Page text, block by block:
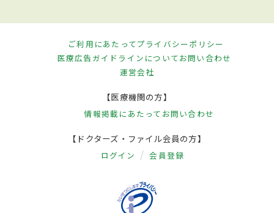
ご利用にあたってプライバシーポリシー
医療広告ガイドラインについてお問い合わせ
運営会社
【医療機関の方】
情報掲載にあたって お問い合わせ
【ドクターズ・ファイル会員の方】
ログイン 会員登録